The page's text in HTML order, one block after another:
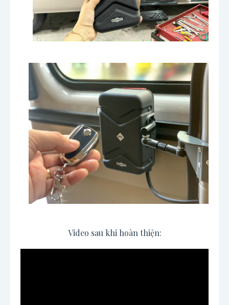
Video sau khi hoàn thiện: